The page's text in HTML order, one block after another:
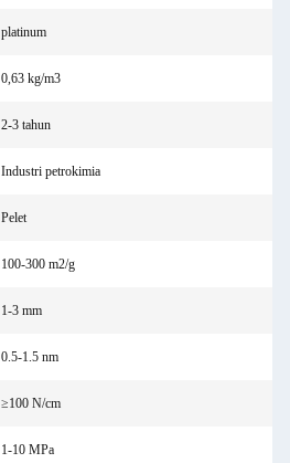
platinum
0,63 kg/m3
2-3 tahun
Industri petrokimia
Pelet
100-300 m2/g
1-3 mm
0.5-1.5 nm
≥100 N/cm
1-10 MPa